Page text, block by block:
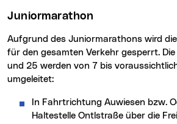
Juniormarathon
Aufgrund des Juniormarathons wird die Eisenbahnbrücke
für den gesamten Verkehr gesperrt. Die
und 25 werden von 7 bis
umgeleitet:
In Fahrtrichtung Auwiesen bzw.
Haltestelle Ontlstraße über die